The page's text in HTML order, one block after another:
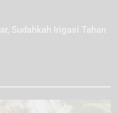
Sudahkah Irigasi Tahan